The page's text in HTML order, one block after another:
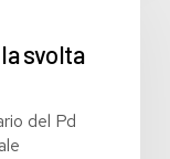
svolta
del Pd